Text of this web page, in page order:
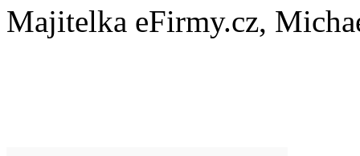
Majitelka eFirmy.cz,